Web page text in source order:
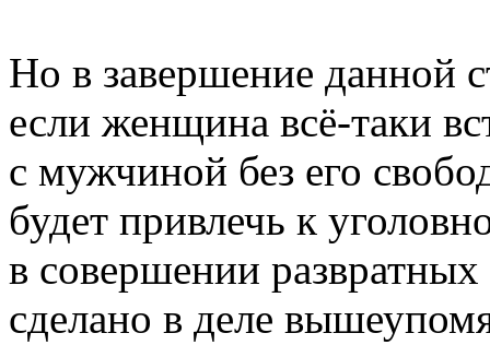
Но в завершение данной
если женщина всё-таки
с мужчиной без его
будет привлечь к
в совершении
сделано в деле